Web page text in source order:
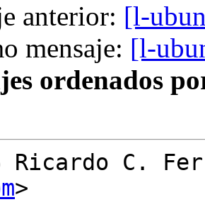
anterior: [l-
mensaje: [l-
ordenados
Ricardo C.
>